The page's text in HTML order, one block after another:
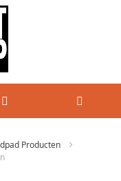
Producten